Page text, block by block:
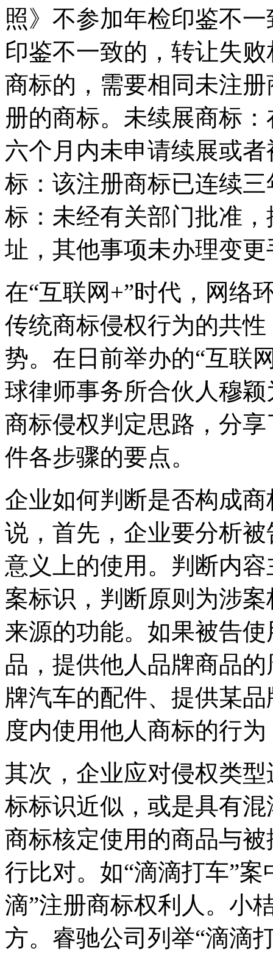
照》不参加年检印鉴不
印鉴不一致的，转让失
商标的，需要相同未注
册的商标。未续展商标
六个月内未申请续展或
标：该注册商标已连续
标：未经有关部门批准
址，其他事项未办理变
在“互联网+”时代，网络
传统商标侵权行为的共
势。在日前举办的“互联
球律师事务所合伙人穆
商标侵权判定思路，分
件各步骤的要点。
企业如何判断是否构成
说，首先，企业要分析
意义上的使用。判断内
案标识，判断原则为涉
来源的功能。如果被告
品，提供他人品牌商品
牌汽车的配件、提供某
度内使用他人商标的行
其次，企业应对侵权类
标标识近似，或是具有
商标核定使用的商品与
行比对。如“滴滴打车”
滴”注册商标权利人。小
方。睿驰公司列举“滴滴